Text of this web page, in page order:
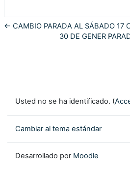
← CAMBIO PARADA AL SÁBADO 17
30 DE GENER
Usted no se ha identificado. (
Cambiar al tema estándar
Desarrollado por Moodle